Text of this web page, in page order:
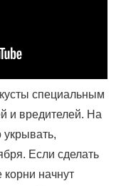
специальным
и вредителей. На
Если сделать
начнут